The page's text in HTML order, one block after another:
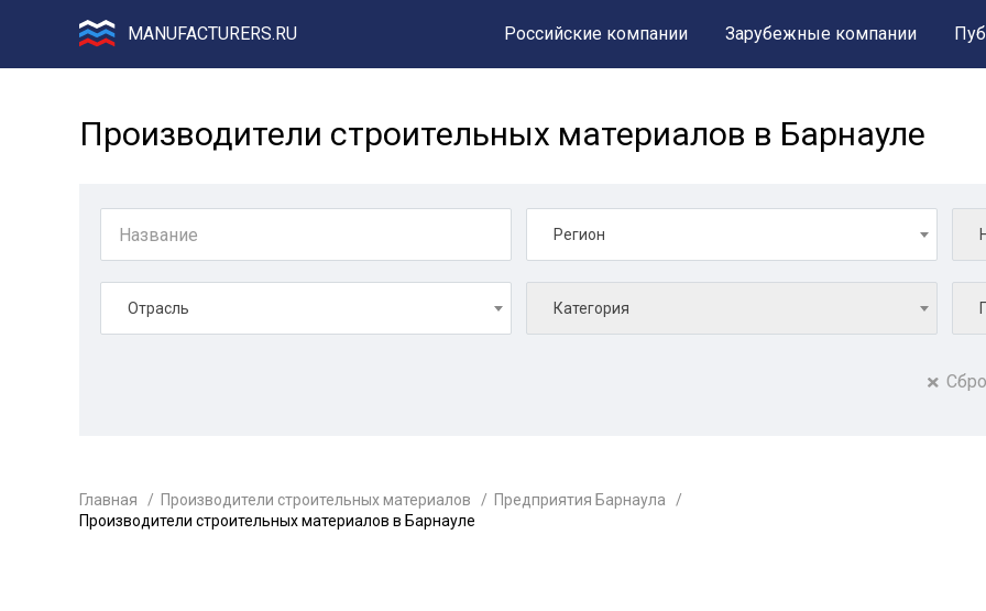
MANUFACTURERS.RU Российские компании Зарубежные компании
Производители строительных материалов в Барнауле
Регион
Отрасль Категория
Главная Производители строительных материалов
Предприятия Барнаула
Производители строительных материалов в Барнауле